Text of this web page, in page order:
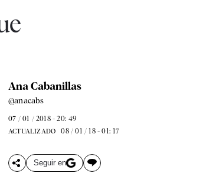
Ana Cabanillas
@anacabs
07 / 01 / 2018 - 20: 49
ACTUALIZADO 08 / 01 / 18 - 01: 17
Seguir en